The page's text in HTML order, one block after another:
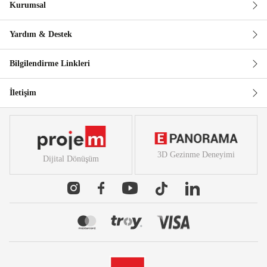
Güvenli Alışveriş
Kurumsal
Yardım & Destek
Bilgilendirme Linkleri
İletişim
Dijital Dönüşüm 3D Gezinme Deneyimi